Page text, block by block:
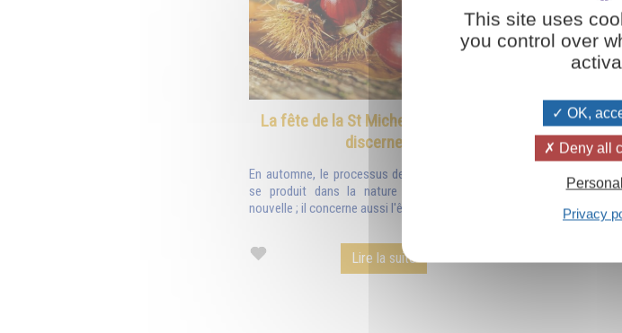
La fête de la St Michel : trier, séparer,
discerner ...
En automne, le processus de séparation, de triage
se produit dans la nature pour préparer la vie
nouvelle ; il concerne aussi l'être humain.
Lire la suite
This site uses
you control over
OK,
Deny all
Privacy